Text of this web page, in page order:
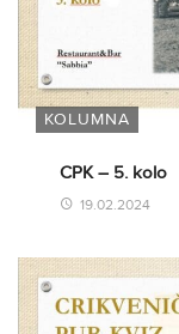
KOLUMNA
CPK – 5. kolo
19.02.2024